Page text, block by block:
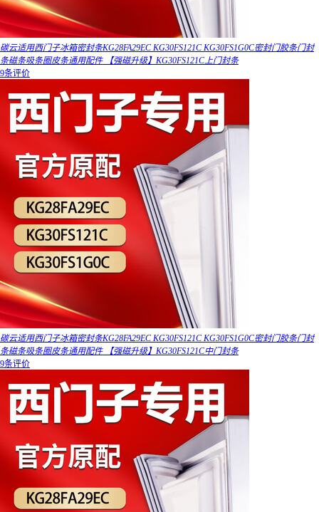
碳云适用西门子冰箱密封条KG28FA29EC KG30FS121C KG30FS1G0C密封门胶条门封
条磁条吸条圈皮条通用配件 【强磁升级】KG30FS121C上门封条
9条评价
碳云适用西门子冰箱密封条KG28FA29EC KG30FS121C KG30FS1G0C密封门胶条门封
条磁条吸条圈皮条通用配件 【强磁升级】KG30FS121C中门封条
9条评价